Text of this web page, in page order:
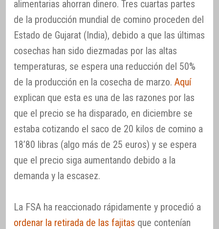
alimentarias ahorran dinero. Tres cuartas partes
de la producción mundial de comino proceden del
Estado de Gujarat (India), debido a que las últimas
cosechas han sido diezmadas por las altas
temperaturas, se espera una reducción del 50%
de la producción en la cosecha de marzo. Aquí
explican que esta es una de las razones por las
que el precio se ha disparado, en diciembre se
estaba cotizando el saco de 20 kilos de comino a
18’80 libras (algo más de 25 euros) y se espera
que el precio siga aumentando debido a la
demanda y la escasez.
La FSA ha reaccionado rápidamente y procedió a
ordenar la retirada de las fajitas que contenían